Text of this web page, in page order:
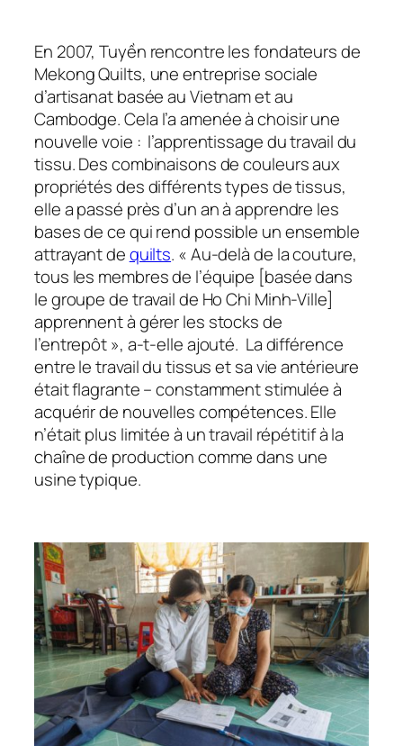
En 2007, Tuyền rencontre les fondateurs de
Mekong Quilts, une entreprise sociale
d’artisanat basée au Vietnam et au
Cambodge. Cela l’a amenée à choisir une
nouvelle voie : l’apprentissage du travail du
tissu. Des combinaisons de couleurs aux
propriétés des différents types de tissus,
elle a passé près d’un an à apprendre les
bases de ce qui rend possible un ensemble
attrayant dequilts. « Au-delà de la couture,
tous les membres de l’équipe [basée dans
le groupe de travail de Ho Chi Minh-Ville]
apprennent à gérer les stocks de
l’entrepôt », a-t-elle ajouté. La différence
entre le travail du tissus et sa vie antérieure
était flagrante – constamment stimulée à
acquérir de nouvelles compétences. Elle
n’était plus limitée à un travail répétitif à la
chaîne de production comme dans une
usine typique.